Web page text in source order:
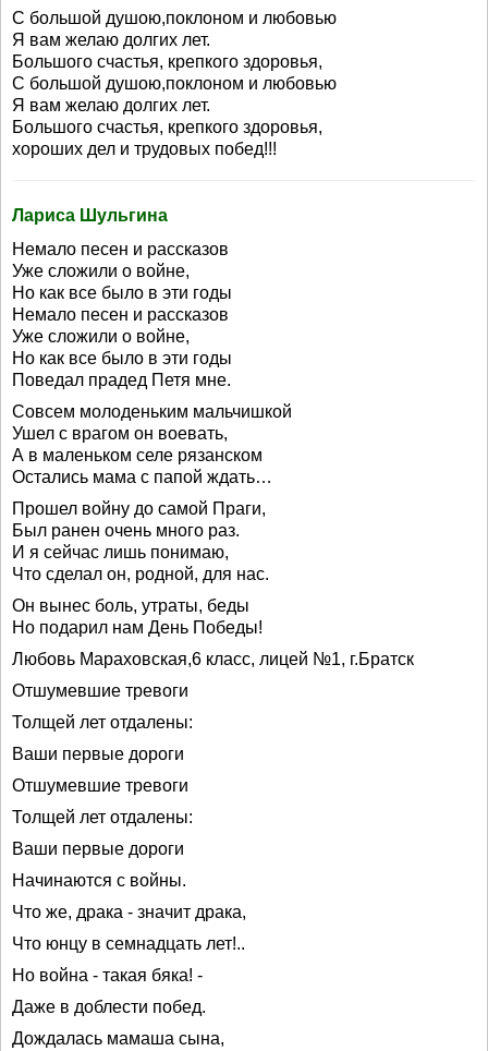
С большой душою,поклоном и любовью
Я вам желаю долгих лет.
Большого счастья, крепкого здоровья,
С большой душою,поклоном и любовью
Я вам желаю долгих лет.
Большого счастья, крепкого здоровья,
хороших дел и трудовых побед!!!
Лариса Шульгина
Немало песен и рассказов
Уже сложили о войне,
Но как все было в эти годы
Немало песен и рассказов
Уже сложили о войне,
Но как все было в эти годы
Поведал прадед Петя мне.
Совсем молоденьким мальчишкой
Ушел с врагом он воевать,
А в маленьком селе рязанском
Остались мама с папой ждать…
Прошел войну до самой Праги,
Был ранен очень много раз.
И я сейчас лишь понимаю,
Что сделал он, родной, для нас.
Он вынес боль, утраты, беды
Но подарил нам День Победы!
Любовь Мараховская,6 класс, лицей №1, г.Братск
Отшумевшие тревоги
Толщей лет отдалены:
Ваши первые дороги
Отшумевшие тревоги
Толщей лет отдалены:
Ваши первые дороги
Начинаются с войны.
Что же, драка - значит драка,
Что юнцу в семнадцать лет!..
Но война - такая бяка! -
Даже в доблести побед.
Дождалась мамаша сына,